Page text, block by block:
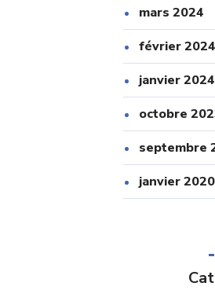
mars 2024
février 2024
janvier 2024
octobre
septembre
janvier 2020